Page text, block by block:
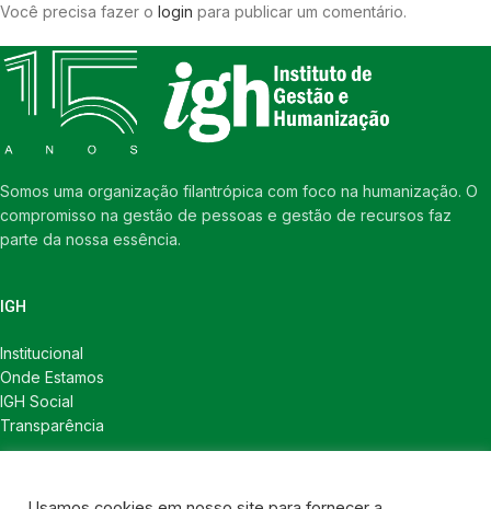
Você precisa fazer o login para publicar um comentário.
Somos uma organização filantrópica com foco na humanização. O
compromisso na gestão de pessoas e gestão de recursos faz
parte da nossa essência.
IGH
Institucional
Onde Estamos
IGH Social
Transparência